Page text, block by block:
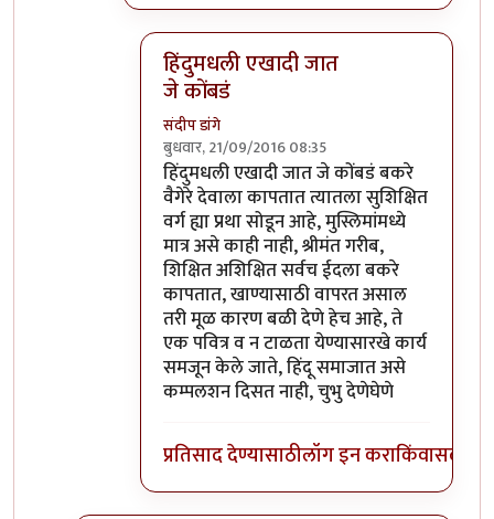
हिंदुमधली एखादी जात
जे कोंबडं
संदीप डांगे
बुधवार, 21/09/2016 08:35
In reply toये बात हजम नही हुई. इस्कटून
हिंदुमधली एखादी जात जे कोंबडं बकरे
वैगेरे देवाला कापतात त्यातला सुशिक्षित
वर्ग ह्या प्रथा सोडून आहे, मुस्लिमांमध्ये
मात्र असे काही नाही, श्रीमंत गरीब,
शिक्षित अशिक्षित सर्वच ईदला बकरे
कापतात, खाण्यासाठी वापरत असाल
तरी मूळ कारण बळी देणे हेच आहे, ते
एक पवित्र व न टाळता येण्यासारखे कार्य
समजून केले जाते, हिंदू समाजात असे
कम्पलशन दिसत नाही, चुभु देणेघेणे
प्रतिसाद देण्यासाठीलॉग इन कराकिंवासदस्य